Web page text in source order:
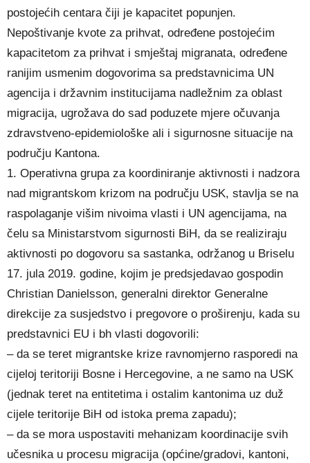
postojećih centara čiji je kapacitet popunjen.
Nepoštivanje kvote za prihvat, određene postojećim
kapacitetom za prihvat i smještaj migranata, određene
ranijim usmenim dogovorima sa predstavnicima UN
agencija i državnim institucijama nadležnim za oblast
migracija, ugrožava do sad poduzete mjere očuvanja
zdravstveno-epidemiološke ali i sigurnosne situacije na
području Kantona.
1. Operativna grupa za koordiniranje aktivnosti i nadzora
nad migrantskom krizom na području USK, stavlja se na
raspolaganje višim nivoima vlasti i UN agencijama, na
čelu sa Ministarstvom sigurnosti BiH, da se realiziraju
aktivnosti po dogovoru sa sastanka, održanog u Briselu
17. jula 2019. godine, kojim je predsjedavao gospodin
Christian Danielsson, generalni direktor Generalne
direkcije za susjedstvo i pregovore o proširenju, kada su
predstavnici EU i bh vlasti dogovorili:
– da se teret migrantske krize ravnomjerno rasporedi na
cijeloj teritoriji Bosne i Hercegovine, a ne samo na USK
(jednak teret na entitetima i ostalim kantonima uz duž
cijele teritorije BiH od istoka prema zapadu);
– da se mora uspostaviti mehanizam koordinacije svih
učesnika u procesu migracija (općine/gradovi, kantoni,